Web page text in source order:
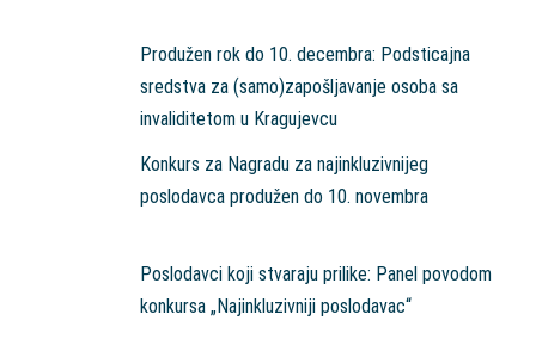
Produžen rok do 10. decembra: Podsticajna
sredstva za (samo)zapošljavanje osoba sa
invaliditetom u Kragujevcu
Konkurs za Nagradu za najinkluzivnijeg
poslodavca produžen do 10. novembra
Poslodavci koji stvaraju prilike: Panel povodom
konkursa „Najinkluzivniji poslodavac“